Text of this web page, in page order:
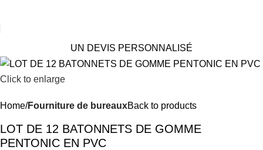
UN DEVIS PERSONNALISÉ
Click to enlarge
Home Fourniture de bureauxBack to products
LOT DE 12 BATONNETS DE GOMME
PENTONIC EN PVC